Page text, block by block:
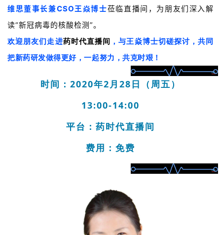
维思董事长兼CSO王焱博士莅临直播间，为朋友们深入解
读“新冠病毒的核酸检测”。
欢迎朋友们走进药时代直播间 ，与王焱博士切磋探讨，共同
把新药研发做得更好，一起努力，共克时艰！
时间： 2020年2月28日（周五）
13:00-14:00
平台： 药时代直播间
费用： 免费